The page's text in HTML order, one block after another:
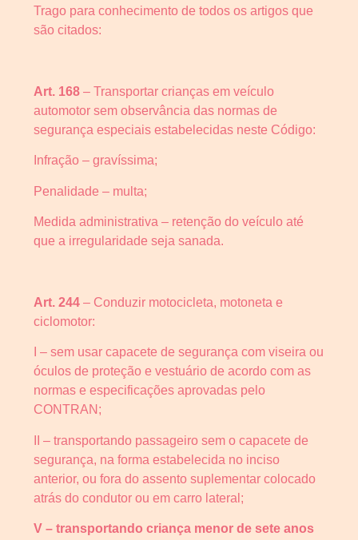
Trago para conhecimento de todos os artigos que
são citados:
Art. 168 – Transportar crianças em veículo
automotor sem observância das normas de
segurança especiais estabelecidas neste Código:
Infração – gravíssima;
Penalidade – multa;
Medida administrativa – retenção do veículo até
que a irregularidade seja sanada.
Art. 244 – Conduzir motocicleta, motoneta e
ciclomotor:
I – sem usar capacete de segurança com viseira ou
óculos de proteção e vestuário de acordo com as
normas e especificações aprovadas pelo
CONTRAN;
II – transportando passageiro sem o capacete de
segurança, na forma estabelecida no inciso
anterior, ou fora do assento suplementar colocado
atrás do condutor ou em carro lateral;
V – transportando criança menor de sete anos